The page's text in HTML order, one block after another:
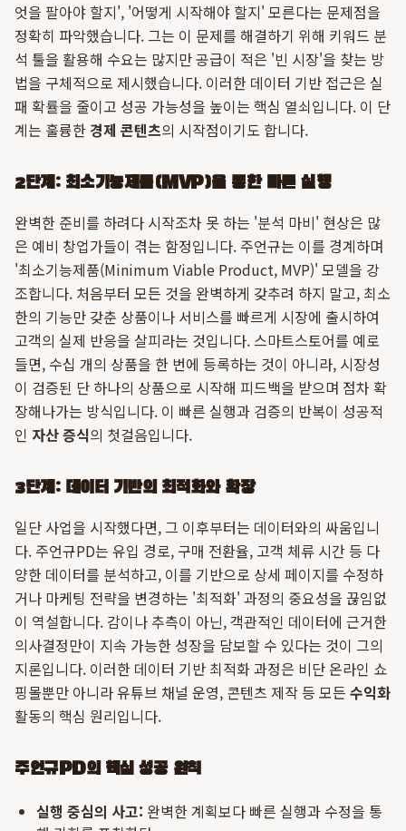
엇을 팔아야 할지', '어떻게 시작해야 할지' 모른다는 문제점을
정확히 파악했습니다. 그는 이 문제를 해결하기 위해 키워드 분
석 툴을 활용해 수요는 많지만 공급이 적은 '빈 시장'을 찾는 방
법을 구체적으로 제시했습니다. 이러한 데이터 기반 접근은 실
패 확률을 줄이고 성공 가능성을 높이는 핵심 열쇠입니다. 이 단
계는 훌륭한 경제 콘텐츠의 시작점이기도 합니다.
2단계: 최소기능제품(MVP)을 통한 빠른 실행
완벽한 준비를 하려다 시작조차 못 하는 '분석 마비' 현상은 많
은 예비 창업가들이 겪는 함정입니다. 주언규는 이를 경계하며
'최소기능제품(Minimum Viable Product, MVP)' 모델을 강
조합니다. 처음부터 모든 것을 완벽하게 갖추려 하지 말고, 최소
한의 기능만 갖춘 상품이나 서비스를 빠르게 시장에 출시하여
고객의 실제 반응을 살피라는 것입니다. 스마트스토어를 예로
들면, 수십 개의 상품을 한 번에 등록하는 것이 아니라, 시장성
이 검증된 단 하나의 상품으로 시작해 피드백을 받으며 점차 확
장해나가는 방식입니다. 이 빠른 실행과 검증의 반복이 성공적
인 자산 증식의 첫걸음입니다.
3단계: 데이터 기반의 최적화와 확장
일단 사업을 시작했다면, 그 이후부터는 데이터와의 싸움입니
다. 주언규PD는 유입 경로, 구매 전환율, 고객 체류 시간 등 다
양한 데이터를 분석하고, 이를 기반으로 상세 페이지를 수정하
거나 마케팅 전략을 변경하는 '최적화' 과정의 중요성을 끊임없
이 역설합니다. 감이나 추측이 아닌, 객관적인 데이터에 근거한
의사결정만이 지속 가능한 성장을 담보할 수 있다는 것이 그의
지론입니다. 이러한 데이터 기반 최적화 과정은 비단 온라인 쇼
핑몰뿐만 아니라 유튜브 채널 운영, 콘텐츠 제작 등 모든 수익화
활동의 핵심 원리입니다.
주언규PD의 핵심 성공 원칙
실행 중심의 사고: 완벽한 계획보다 빠른 실행과 수정을 통